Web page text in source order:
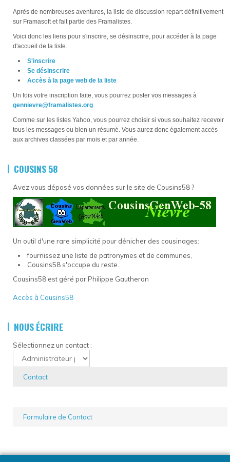
Après de nombreuses aventures, la liste de discussion repart définitivement
sur Framasoft et fait partie des Framalistes.
Voici donc les liens pour s'inscrire, se désinscrire, pour accéder à la page
d'accueil de la liste.
S'inscrire
Se désinscrire
Accès à la page web de la liste
Un fois votre inscription faite, vous pourrez poster vos messages à
gennievre@framalistes.org
Comme sur les listes Yahoo, vous pourrez choisir si vous souhaitez recevoir
tous les messages ou bien un résumé. Vous aurez donc également accès
aux archives classées par mois et par année.
COUSINS 58
Avez vous déposé vos données sur le site de Cousins58 ?
Un outil d'une rare simplicité pour dénicher des cousinages:
fournissez une liste de patronymes et de communes,
Cousins58 s'occupe du reste.
Cousins58 est géré par Philippe Gautheron
Accès à Cousins58
NOUS ÉCRIRE
Sélectionnez un contact :
Contact
Formulaire de Contact